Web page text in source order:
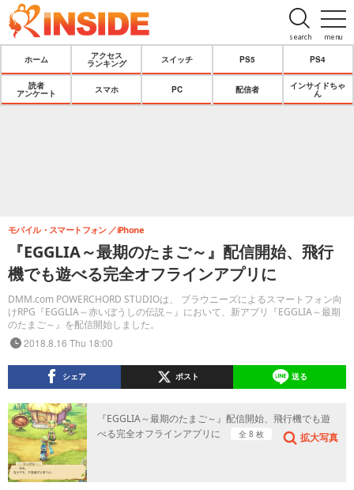
menu
search
ホーム
アクセス
ランキング
スイッチ PS5 PS4
読者
アンケート
スマホ PC 配信者
インサイドちゃ
ん
『EGGLIA～最期のたまご～』配信開始、飛行
機でも遊べる完全オフラインアプリに
DMM.com POWERCHORD STUDIOは、 ブラウニーズによるスマートフォン向
けRPG『EGGLIA～赤いぼうしの伝説～』において、新アプリ『EGGLIA～最期
のたまご～』を配信開始しました。
モバイル・スマートフォン iPhone
2018.8.16 Thu 18:00
シェア ポスト 送る
『EGGLIA～最期のたまご～』配信開始、飛行機でも遊
べる完全オフラインアプリに
全 8 枚 拡大写真